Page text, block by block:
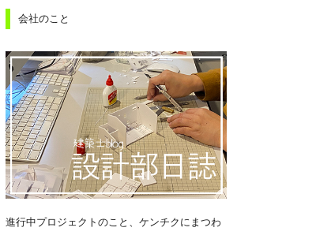
会社のこと
進行中プロジェクトのこと、ケンチクにまつわ